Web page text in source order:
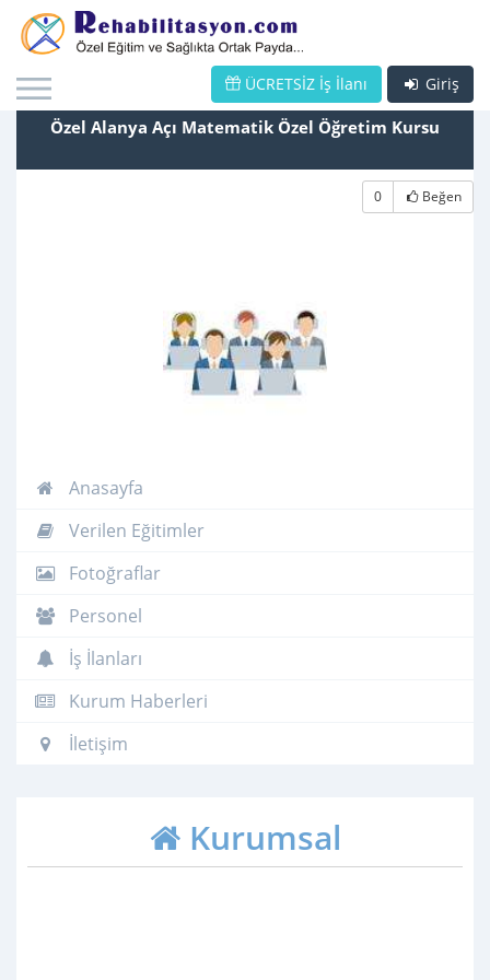
Giriş
ÜCRETSİZ İş İlanı
Özel Alanya Açı Matematik Özel Öğretim Kursu
0 Beğen
Anasayfa
Verilen Eğitimler
Fotoğraflar
Personel
İş İlanları
Kurum Haberleri
İletişim
Kurumsal